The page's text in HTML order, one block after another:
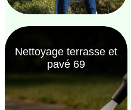
Nettoyage terrasse et
pavé 69